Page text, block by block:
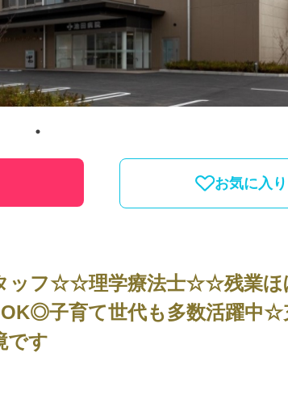
お気に入り
ッフ☆☆理学療法士☆☆残業
子育て世代も多数活躍中☆
です